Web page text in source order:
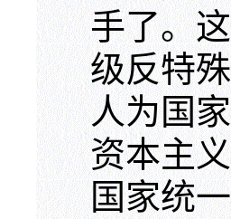
手了。
级反特
人为国
资本主
国家统